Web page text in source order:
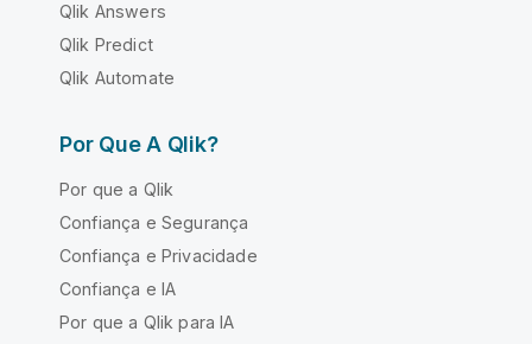
Qlik Answers
Qlik Predict
Qlik Automate
Por Que A Qlik?
Por que a Qlik
Confiança e Segurança
Confiança e Privacidade
Confiança e IA
Por que a Qlik para IA